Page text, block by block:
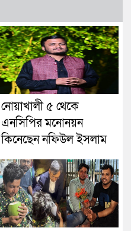
নোয়াখালী ৫ থেকে
এনসিপির মনোনয়ন
কিনেছেন নফিউল ইসলাম